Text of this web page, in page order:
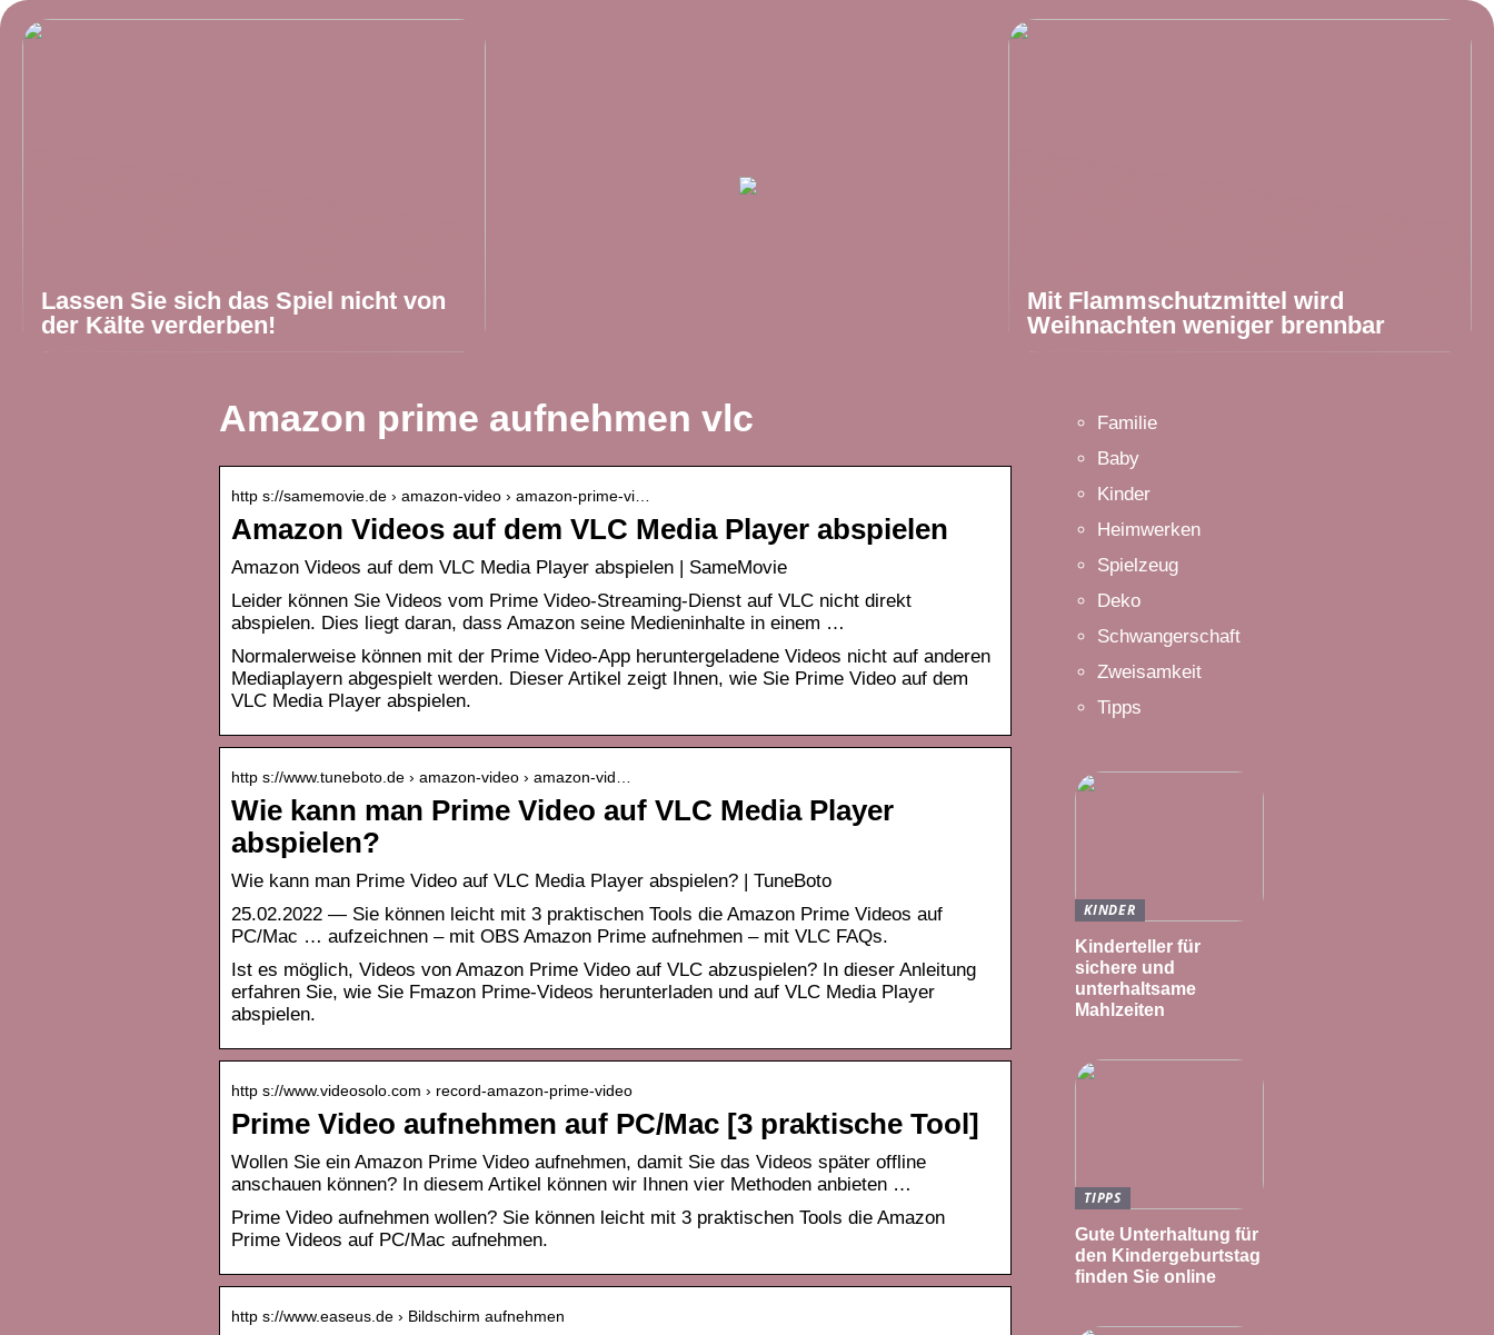
Lassen Sie sich das Spiel nicht von
der Kälte verderben!
Mit Flammschutzmittel wird
Weihnachten weniger brennbar
Amazon prime aufnehmen vlc
http s://samemovie.de › amazon-video › amazon-prime-vi…
Amazon Videos auf dem VLC Media Player abspielen
Amazon Videos auf dem VLC Media Player abspielen | SameMovie
Leider können Sie Videos vom Prime Video-Streaming-Dienst auf VLC nicht direkt
abspielen. Dies liegt daran, dass Amazon seine Medieninhalte in einem …
Normalerweise können mit der Prime Video-App heruntergeladene Videos nicht auf anderen
Mediaplayern abgespielt werden. Dieser Artikel zeigt Ihnen, wie Sie Prime Video auf dem
VLC Media Player abspielen.
http s://www.tuneboto.de › amazon-video › amazon-vid…
Wie kann man Prime Video auf VLC Media Player
abspielen?
Wie kann man Prime Video auf VLC Media Player abspielen? | TuneBoto
25.02.2022 — Sie können leicht mit 3 praktischen Tools die Amazon Prime Videos auf
PC/Mac … aufzeichnen – mit OBS Amazon Prime aufnehmen – mit VLC FAQs.
Ist es möglich, Videos von Amazon Prime Video auf VLC abzuspielen? In dieser Anleitung
erfahren Sie, wie Sie Fmazon Prime-Videos herunterladen und auf VLC Media Player
abspielen.
http s://www.videosolo.com › record-amazon-prime-video
Prime Video aufnehmen auf PC/Mac [3 praktische Tool]
Wollen Sie ein Amazon Prime Video aufnehmen, damit Sie das Videos später offline
anschauen können? In diesem Artikel können wir Ihnen vier Methoden anbieten …
Prime Video aufnehmen wollen? Sie können leicht mit 3 praktischen Tools die Amazon
Prime Videos auf PC/Mac aufnehmen.
http s://www.easeus.de › Bildschirm aufnehmen
Familie
Baby
Kinder
Heimwerken
Spielzeug
Deko
Schwangerschaft
Zweisamkeit
Tipps
KINDER
Kinderteller für
sichere und
unterhaltsame
Mahlzeiten
TIPPS
Gute Unterhaltung für
den Kindergeburtstag
finden Sie online